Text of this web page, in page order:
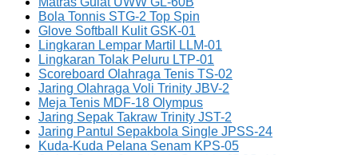
Bola Tonnis STG-2 Top Spin
Glove Softball Kulit GSK-01
Lingkaran Lempar Martil LLM-01
Lingkaran Tolak Peluru LTP-01
Scoreboard Olahraga Tenis TS-02
Jaring Olahraga Voli Trinity JBV-2
Meja Tenis MDF-18 Olympus
Jaring Sepak Takraw Trinity JST-2
Jaring Pantul Sepakbola Single JPSS-24
Kuda-Kuda Pelana Senam KPS-05